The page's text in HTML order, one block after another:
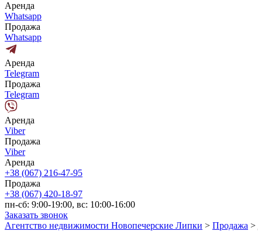
Аренда
Whatsapp
Продажа
Whatsapp
Аренда
Telegram
Продажа
Telegram
Аренда
Viber
Продажа
Viber
Аренда
+38 (067) 216-47-95
Продажа
+38 (067) 420-18-97
пн-сб: 9:00-19:00, вс: 10:00-16:00
Заказать звонок
Агентство недвижимости Новопечерские Липки > Продажа >